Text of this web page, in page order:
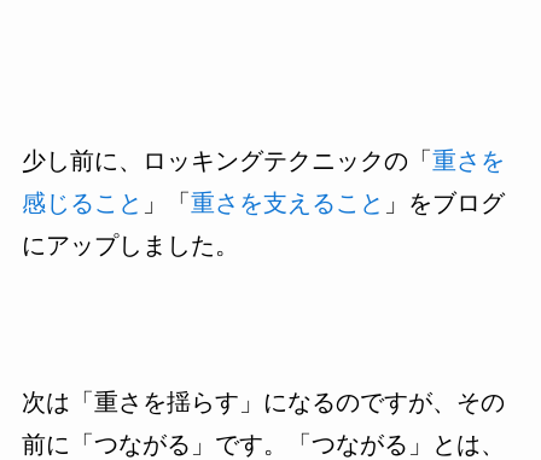
少し前に、ロッキングテクニックの「 重さを
感じること 」「 重さを支えること 」をブログ
にアップしました。
次は「重さを揺らす」になるのですが、その
前に「つながる」です。「つながる」とは、